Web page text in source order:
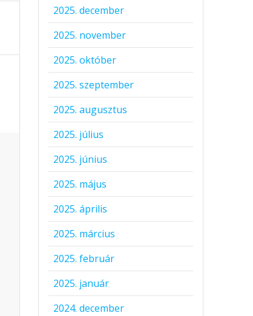
2025. december
2025. november
2025. október
2025. szeptember
2025. augusztus
2025. július
2025. június
2025. május
2025. április
2025. március
2025. február
2025. január
2024. december